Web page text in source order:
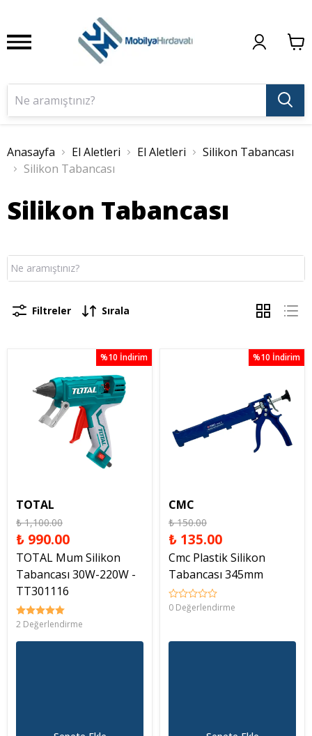
Anasayfa El Aletleri El Aletleri
Silikon Tabancası
Silikon Tabancası
Silikon Tabancası
Filtreler Sırala
%10 İndirim
TOTAL
₺ 1,100.00
₺ 990.00
TOTAL Mum Silikon
Tabancası 30W-220W -
TT301116
2 Değerlendirme
%10 İndirim
CMC
₺ 150.00
₺ 135.00
Cmc Plastik Silikon
Tabancası 345mm
0 Değerlendirme